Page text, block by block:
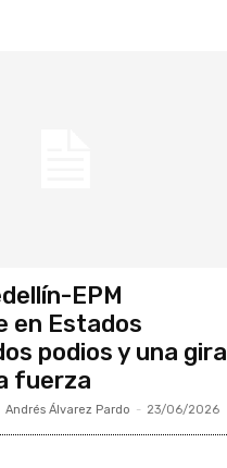
EPM
en Estados
podios y una gira
fuerza
Andrés Álvarez Pardo - 23/06/2026